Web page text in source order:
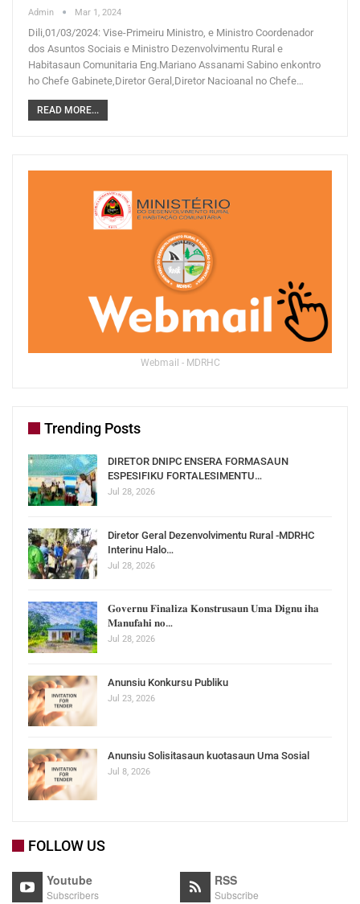
Admin Mar 1, 2024
Dili,01/03/2024: Vise-Primeiru Ministro, e Ministro Coordenador
dos Asuntos Sociais e Ministro Dezenvolvimentu Rural e
Habitasaun Comunitaria Eng.Mariano Assanami Sabino enkontro
ho Chefe Gabinete,Diretor Geral,Diretor Nacioanal no Chefe…
READ MORE...
Webmail - MDRHC
Trending Posts
DIRETOR DNIPC ENSERA FORMASAUN
ESPESIFIKU FORTALESIMENTU…
Jul 28, 2026
Diretor Geral Dezenvolvimentu Rural -MDRHC
Interinu Halo…
Jul 28, 2026
𝐆𝐨𝐯𝐞𝐫𝐧𝐮 𝐅𝐢𝐧𝐚𝐥𝐢𝐳𝐚 𝐊𝐨𝐧𝐬𝐭𝐫𝐮𝐬𝐚𝐮𝐧 𝐔𝐦𝐚 𝐃𝐢𝐠𝐧𝐮 𝐢𝐡𝐚
𝐌𝐚𝐧𝐮𝐟𝐚𝐡𝐢 𝐧𝐨…
Jul 28, 2026
Anunsiu Konkursu Publiku
Jul 23, 2026
Anunsiu Solisitasaun kuotasaun Uma Sosial
Jul 8, 2026
FOLLOW US
Youtube
Subscribers
RSS
Subscribe